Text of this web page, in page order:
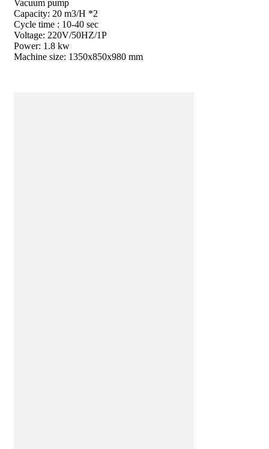
Vacuum pump
Capacity: 20 m3/H *2
Cycle time : 10-40 sec
Voltage: 220V/50HZ/1P
Power: 1.8 kw
Machine size: 1350x850x980 mm